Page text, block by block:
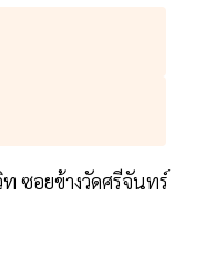
ซอยข้างวัดศรีจันทร์